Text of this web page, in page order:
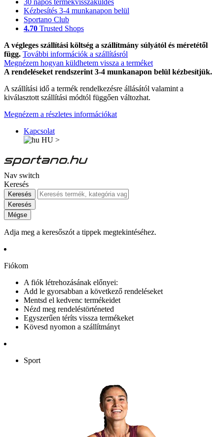
30 napos termékvisszaküldés
Kézbesítés 3-4 munkanapon belül
Sportano Club
4.70 Trusted Shops
A végleges szállítási költség a szállítmány súlyától és méretétől
függ. További információk a szállításról
Megnézem hogyan küldhetem vissza a terméket
A rendeléseket rendszerint 3-4 munkanapon belül kézbesítjük.
A szállítási idő a termék rendelkezésre állásától valamint a
kiválasztott szállítási módtól függően változhat.
Megnézem a részletes információkat
Kapcsolat
HU >
Nav switch
Keresés
Keresés
Keresés
Mégse
Adja meg a keresőszót a tippek megtekintéséhez.
Fiókom
A fiók létrehozásának előnyei:
Add le gyorsabban a következő rendeléseket
Mentsd el kedvenc termékeidet
Nézd meg rendeléstörténeted
Egyszerűen téríts vissza termékeket
Kövesd nyomon a szállítmányt
Sport